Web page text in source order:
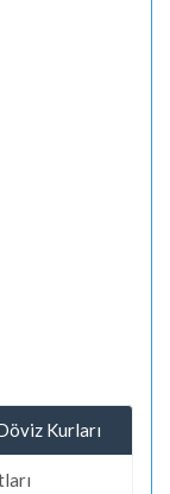
Kurları